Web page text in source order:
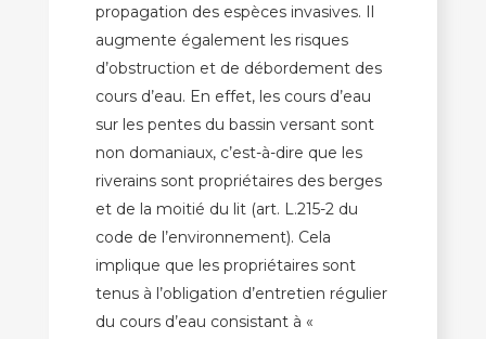
propagation des espèces invasives. Il
augmente également les risques
d’obstruction et de débordement des
cours d’eau. En effet, les cours d’eau
sur les pentes du bassin versant sont
non domaniaux, c’est-à-dire que les
riverains sont propriétaires des berges
et de la moitié du lit (art. L.215-2 du
code de l’environnement). Cela
implique que les propriétaires sont
tenus à l’obligation d’entretien régulier
du cours d’eau consistant à «